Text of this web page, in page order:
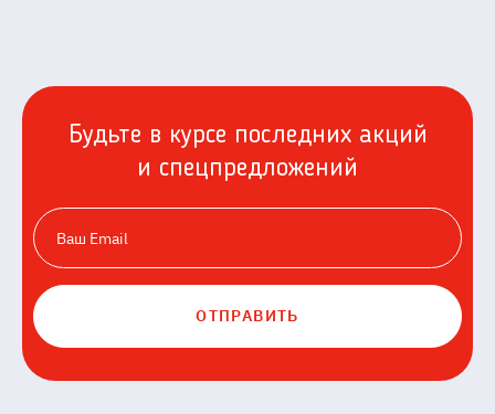
Будьте в курсе последних акций
и спецпредложений
ОТПРАВИТЬ